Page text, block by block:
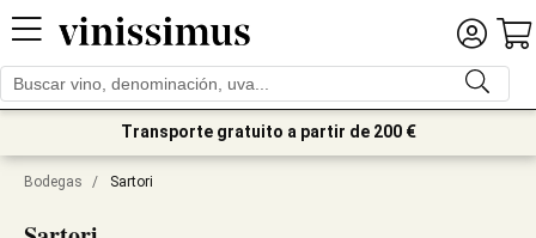
Transporte gratuito a partir de 200 €
Bodegas / Sartori